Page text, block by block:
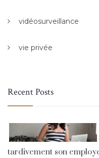
vidéosurveillance
vie privée
Recent Posts
tardivement son